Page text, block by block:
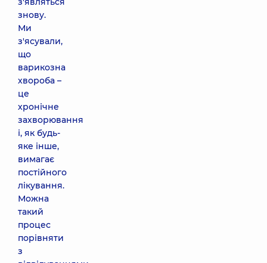
знову.
Ми
з'ясували,
що
варикозна
хвороба –
це
хронічне
захворювання
і, як будь-
яке інше,
вимагає
постійного
лікування.
Можна
такий
процес
порівняти
з